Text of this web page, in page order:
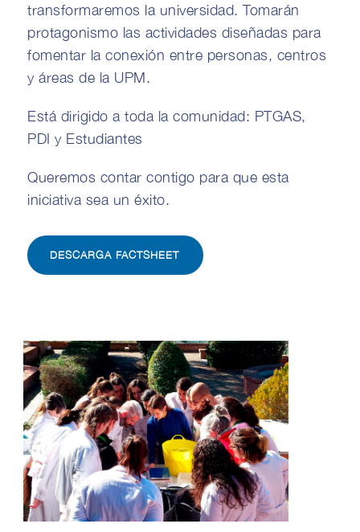
transformaremos la universidad. Tomarán
protagonismo las actividades diseñadas para
fomentar la conexión entre personas, centros
y áreas de la UPM.
Está dirigido a toda la comunidad: PTGAS,
PDI y Estudiantes
Queremos contar contigo para que esta
iniciativa sea un éxito.
DESCARGA FACTSHEET